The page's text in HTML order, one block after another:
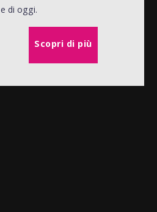
e di oggi.
Scopri di più